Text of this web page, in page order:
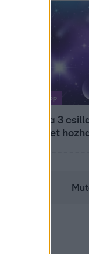
Horoszkóp
Ennek a 3
sikereket